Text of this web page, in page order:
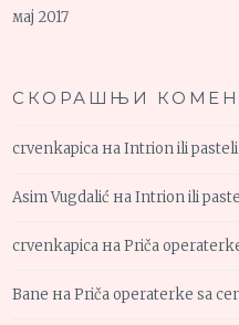
мај 2017
СКОРАШЊИ
crvenkapica наIntrion ili pasteli
Asim Vugdalić наIntrion ili
crvenkapica наPriča
Bane наPriča operaterke sa